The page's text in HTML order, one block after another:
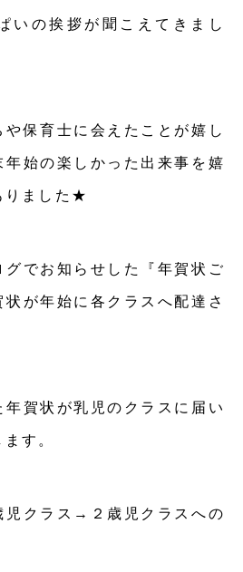
いの挨拶が聞こえてきまし
保育士に会えたことが嬉し
始の楽しかった出来事を嬉
りました★
でお知らせした『年賀状ご
が年始に各クラスへ配達さ
賀状が乳児のクラスに届い
す。
児クラス→２歳児クラスへの